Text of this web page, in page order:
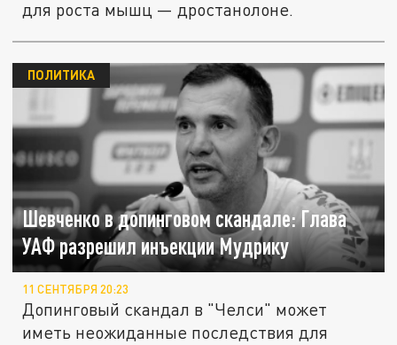
для роста мышц — дростанолоне.
Шевченко в допинговом скандале: Глава
УАФ разрешил инъекции Мудрику
ПОЛИТИКА
11 СЕНТЯБРЯ 20:23
Допинговый скандал в "Челси" может
иметь неожиданные последствия для